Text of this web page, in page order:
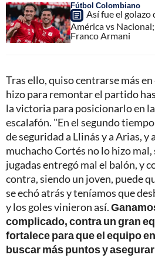
Fútbol Colombiano
Así fue el golazo
América vs
Franco Armani
Tras ello, quiso centrarse más
hizo para remontar el partido
la victoria para posicionarlo en
escalafón. "En el segundo
de seguridad a Llinás y a Arias, y
muchacho Cortés no lo hizo mal,
jugadas entregó mal el balón, y
contra, siendo un joven, puede
se echó atrás y teníamos que
y los goles vinieron así.
complicado, contra un gran
fortalece para que el equipo
buscar más puntos y